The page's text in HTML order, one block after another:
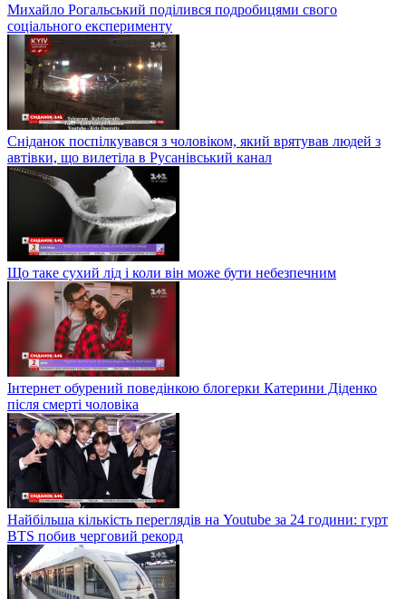
Михайло Рогальський поділився подробицями свого
соціального експерименту
Сніданок поспілкувався з чоловіком, який врятував людей з
автівки, що вилетіла в Русанівський канал
Що таке сухий лід і коли він може бути небезпечним
Інтернет обурений поведінкою блогерки Катерини Діденко
після смерті чоловіка
Найбільша кількість переглядів на Youtube за 24 години: гурт
BTS побив черговий рекорд